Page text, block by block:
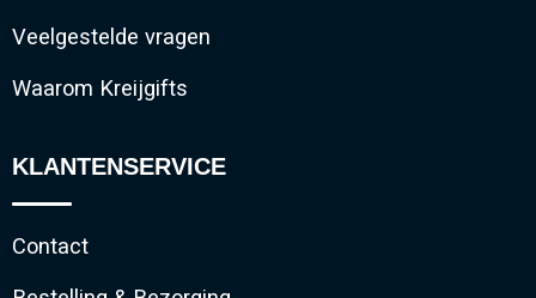
Veelgestelde vragen
Waarom Kreijgifts
KLANTENSERVICE
Contact